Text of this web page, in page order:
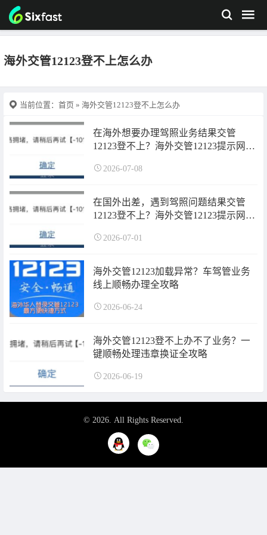
海外交管12123登不上怎么办
当前位置： 首页 » 海外交管12123登不上怎么办
在海外想要办理驾照业务结果交管
12123登不上？海外交管12123提示网络
2026-07-08
在国外出差，遇到驾照问题结果交管
12123登不上？海外交管12123提示网络
2026-07-01
海外交管12123加载异常？车驾管业务
线上顺畅办理全攻略
2026-06-24
海外交管12123登不上办不了业务？一
键顺畅处理违章换证全攻略
2026-06-19
© 2026. All Rights Reserved.